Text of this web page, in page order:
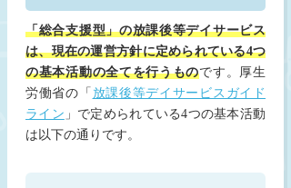
「総合支援型」の放課後等デイサービス
は、現在の運営方針に定められている4つ
の基本活動の全てを行うものです。厚生
労働省の「 放課後等デイサービスガイド
ライン 」で定められている4つの基本活動
は以下の通りです。